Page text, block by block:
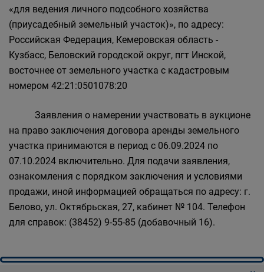
«для ведения личного подсобного хозяйства
(приусадебный земельный участок)», по адресу:
Российская Федерация, Кемеровская область -
Кузбасс, Беловский городской округ, пгт Инской,
восточнее от земельного участка с кадастровым
номером 42:21:0501078:20
Заявления о намерении участвовать в аукционе
на право заключения договора аренды земельного
участка принимаются в период с 06.09.2024 по
07.10.2024 включительно. Для подачи заявления,
ознакомления с порядком заключения и условиями
продажи, иной информацией обращаться по адресу: г.
Белово, ул. Октябрьская, 27, кабинет № 104. Телефон
для справок: (38452) 9-55-85 (добавочный 16).